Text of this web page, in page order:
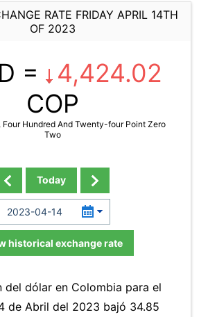
RATE FRIDAY APRIL 14TH
OF 2023
=
4,424.02
COP
Four Hundred And Twenty-four Point Zero
Two
Today
historical exchange rate
del dólar en Colombia para el
de Abril del 2023 bajó 34.85